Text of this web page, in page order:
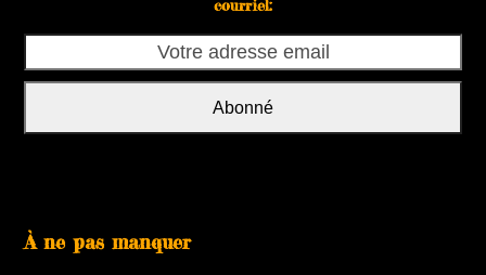
courriel:
adresse
Abonné
À ne pas manquer